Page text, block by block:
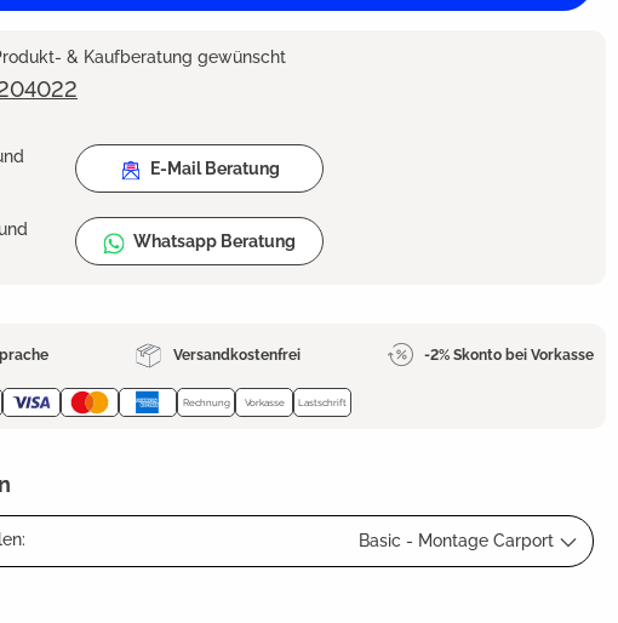
& Kaufberatung gewünscht
E-Mail Beratung
Whatsapp Beratung
Versandkostenfrei -2% Skonto bei Vorkasse
Rechnung Vorkasse Lastschrift
Basic - Montage Carport